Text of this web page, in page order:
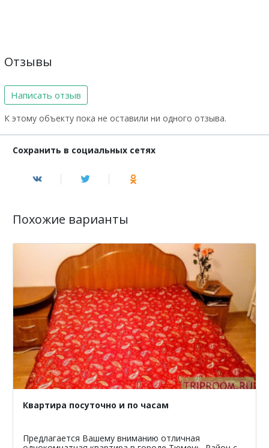
Отзывы
Написать отзыв
К этому объекту пока не оставили ни одного отзыва.
Сохранить в социальных сетях
Похожие варианты
Квартира посуточно и по часам
Предлагается Вашему вниманию отличная